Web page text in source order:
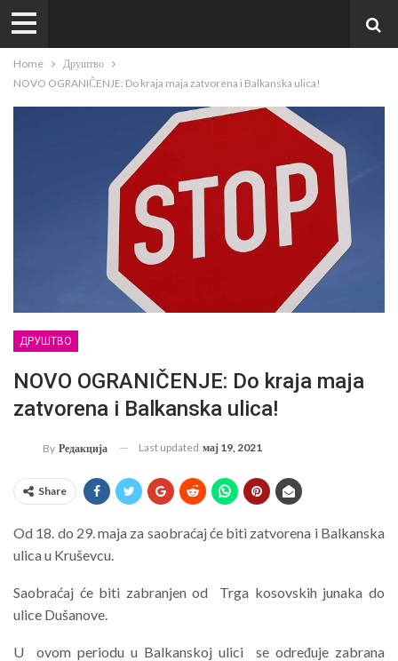
Home
Друштво
NOVO OGRANIČENJE: Do kraja maja zatvorena i Balkanska ulica!
ДРУШТВО
NOVO OGRANIČENJE: Do kraja maja
zatvorena i Balkanska ulica!
By Редакција Last updated мај 19, 2021
Share
Od 18. do 29. maja za saobraćaj će biti zatvorena i Balkanska
ulica u Kruševcu.
Saobraćaj će biti zabranjen od Trga kosovskih junaka do
ulice Dušanove.
U ovom periodu u Balkanskoj ulici se određuje zabrana